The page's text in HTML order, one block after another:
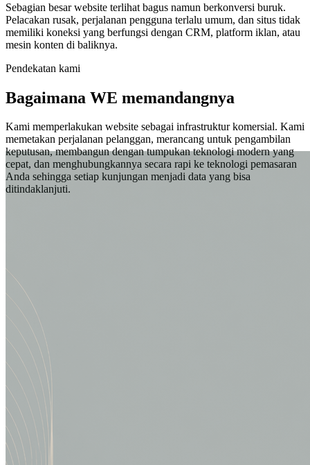
Sebagian besar website terlihat bagus namun berkonversi buruk.
Pelacakan rusak, perjalanan pengguna terlalu umum, dan situs tidak
memiliki koneksi yang berfungsi dengan CRM, platform iklan, atau
mesin konten di baliknya.
Pendekatan kami
Bagaimana WE memandangnya
Kami memperlakukan website sebagai infrastruktur komersial. Kami
memetakan perjalanan pelanggan, merancang untuk pengambilan
keputusan, membangun dengan tumpukan teknologi modern yang
cepat, dan menghubungkannya secara rapi ke teknologi pemasaran
Anda sehingga setiap kunjungan menjadi data yang bisa
ditindaklanjuti.